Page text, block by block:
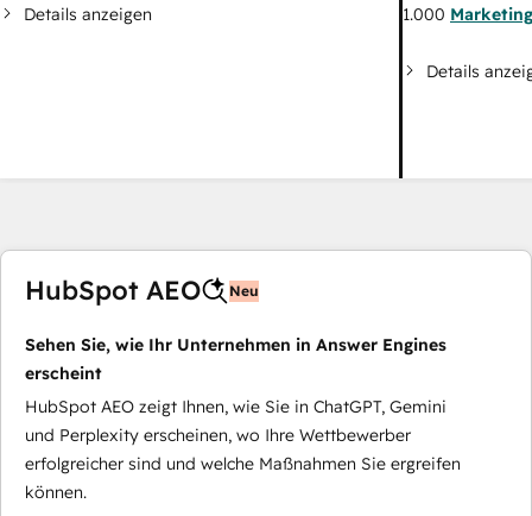
Details anzeigen
1.000
Details
HubSpot AEO Neu
Sehen Sie, wie Ihr Unternehmen in Answer Engines
erscheint
HubSpot AEO zeigt Ihnen, wie Sie in ChatGPT, Gemini
und Perplexity erscheinen, wo Ihre Wettbewerber
erfolgreicher sind und welche Maßnahmen Sie ergreifen
können.